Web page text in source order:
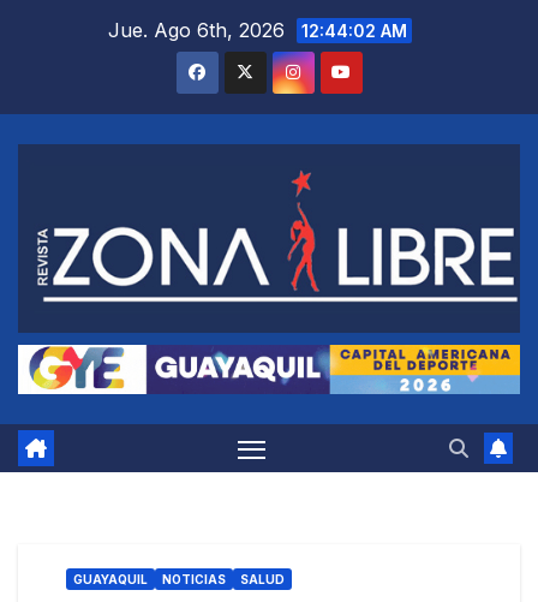
Jue. Ago 6th, 2026 12:44:02 AM
GUAYAQUIL NOTICIAS SALUD